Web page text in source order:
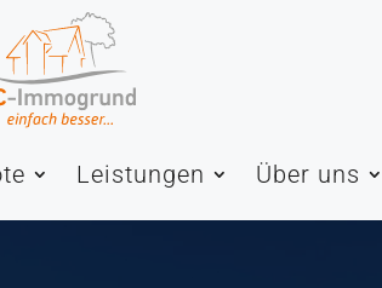
Leistungen Über uns